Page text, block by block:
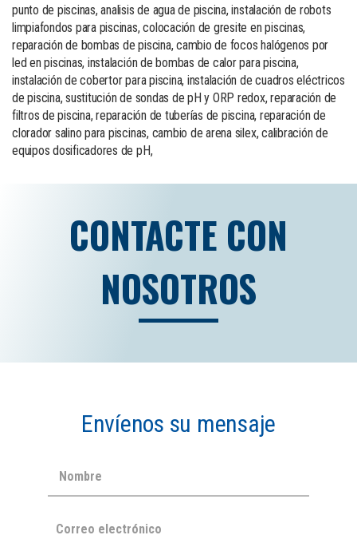
punto de piscinas, analisis de agua de piscina, instalación de robots
limpiafondos para piscinas, colocación de gresite en piscinas,
reparación de bombas de piscina, cambio de focos halógenos por
led en piscinas, instalación de bombas de calor para piscina,
instalación de cobertor para piscina, instalación de cuadros eléctricos
de piscina, sustitución de sondas de pH y ORP redox, reparación de
filtros de piscina, reparación de tuberías de piscina, reparación de
clorador salino para piscinas, cambio de arena silex, calibración de
equipos dosificadores de pH,
CONTACTE CON
NOSOTROS
Envíenos su mensaje